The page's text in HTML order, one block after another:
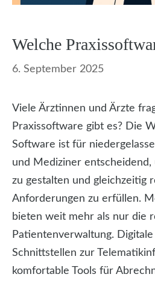
Welche
6. September 2025
Viele Ärztinnen und Ärzte
Praxissoftware gibt es? Die
Software ist für
und Mediziner
zu gestalten und gleichzeitig
Anforderungen zu erfüllen.
bieten weit mehr als nur die
Patientenverwaltung.
Schnittstellen zur
komfortable Tools für